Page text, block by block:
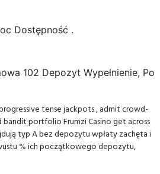
Dostępność .
102 Depozyt Wypełnienie, Po
tense jackpots , admit crowd-
portfolio Frumzi Casino get across
typ A bez depozytu wpłaty zachęta i
% ich początkowego depozytu,